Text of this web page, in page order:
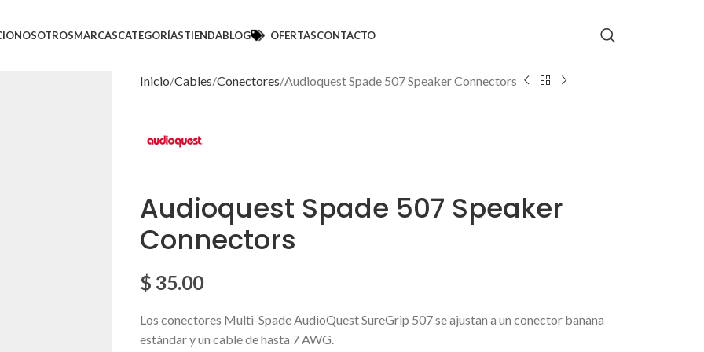
NOSOTROSMARCASCATEGORÍASTIENDABLOG OFERTASCONTACTO
Inicio Cables Conectores Audioquest Spade 507 Speaker Connectors
Audioquest Spade 507 Speaker
Connectors
$ 35.00
Los conectores Multi-Spade AudioQuest SureGrip 507 se ajustan a un conector banana
estándar y un cable de hasta 7 AWG.